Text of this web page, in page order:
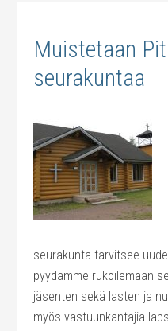
Muistetaan
seurakuntaa
seurakunta tarvitsee
pyydämme rukoilemaan
jäsenten sekä lasten ja
myös vastuunkantajia